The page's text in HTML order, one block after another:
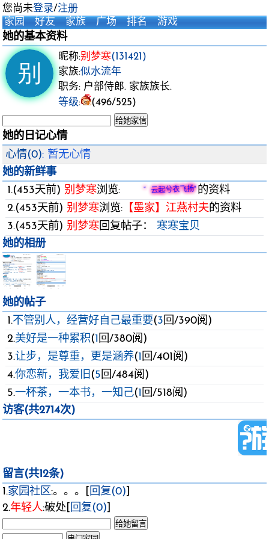
您尚未登录/注册
家园好友 家族 广场 排名 游戏
她的基本资料
昵称:别梦寒(131421)
家族:似水流年
职务: 户部侍郎. 家族族长.
等级: (496/525)
她的日记心情
心情(0): 暂无心情
她的新鲜事
1.(453天前) 别梦寒浏览:゛云起兮衣飞扬°的资料
2.(453天前) 别梦寒浏览: 【墨家】江燕村夫的资料
3.(453天前) 别梦寒回复帖子： 寒寒宝贝
她的相册
她的帖子
1.不管别人，经营好自己最重要(3回/390阅)
2.美好是一种累积(1回/380阅)
3.让步，是尊重，更是涵养(1回/401阅)
4.你恋新，我爱旧 (5回/484阅)
5.一杯茶，一本书，一知己(1回/518阅)
访客(共2714次)
留言(共12条)
1.家园社区:。。。[ 回复(0)]
2.年轻人:破处[ 回复(0)]